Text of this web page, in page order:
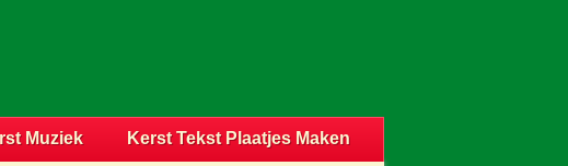
Muziek Kerst Tekst Plaatjes Maken